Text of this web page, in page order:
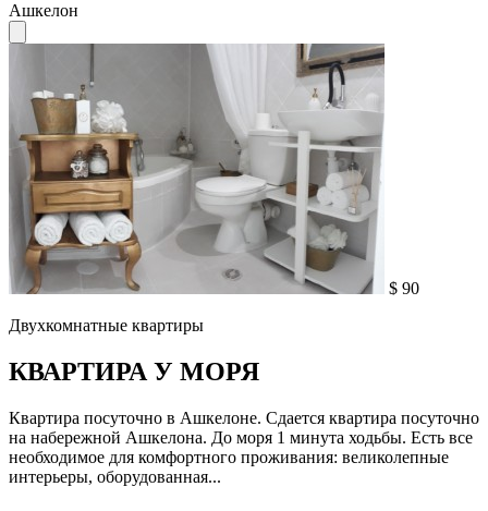
Ашкелон
$ 90
Двухкомнатные квартиры
КВАРТИРА У МОРЯ
Квартира посуточно в Ашкелоне. Сдается квартира посуточно
на набережной Ашкелона. До моря 1 минута ходьбы. Есть все
необходимое для комфортного проживания: великолепные
интерьеры, оборудованная...